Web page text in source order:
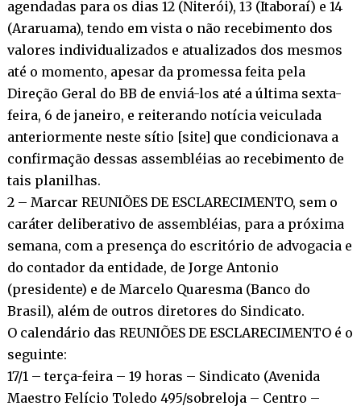
agendadas para os dias 12 (Niterói), 13 (Itaboraí) e 14
(Araruama), tendo em vista o não recebimento dos
valores individualizados e atualizados dos mesmos
até o momento, apesar da promessa feita pela
Direção Geral do BB de enviá-los até a última sexta-
feira, 6 de janeiro, e reiterando notícia veiculada
anteriormente neste sítio [site] que condicionava a
confirmação dessas assembléias ao recebimento de
tais planilhas.
2 – Marcar REUNIÕES DE ESCLARECIMENTO, sem o
caráter deliberativo de assembléias, para a próxima
semana, com a presença do escritório de advogacia e
do contador da entidade, de Jorge Antonio
(presidente) e de Marcelo Quaresma (Banco do
Brasil), além de outros diretores do Sindicato.
O calendário das REUNIÕES DE ESCLARECIMENTO é o
seguinte:
17/1 – terça-feira – 19 horas – Sindicato (Avenida
Maestro Felício Toledo 495/sobreloja – Centro –